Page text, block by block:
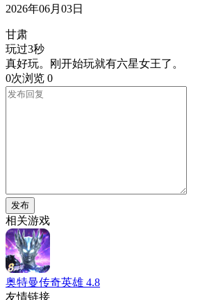
2026年06月03日
甘肃
玩过3秒
真好玩。刚开始玩就有六星女王了。
0次浏览 0
发布
相关游戏
奥特曼传奇英雄 4.8
友情链接